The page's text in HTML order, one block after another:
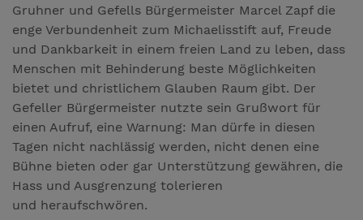
Gruhner und Gefells Bürgermeister Marcel Zapf die
enge Verbundenheit zum Michaelisstift auf, Freude
und Dankbarkeit in einem freien Land zu leben, dass
Menschen mit Behinderung beste Möglichkeiten
bietet und christlichem Glauben Raum gibt. Der
Gefeller Bürgermeister nutzte sein Grußwort für
einen Aufruf, eine Warnung: Man dürfe in diesen
Tagen nicht nachlässig werden, nicht denen eine
Bühne bieten oder gar Unterstützung gewähren, die
Hass und Ausgrenzung tolerieren
und heraufschwören.